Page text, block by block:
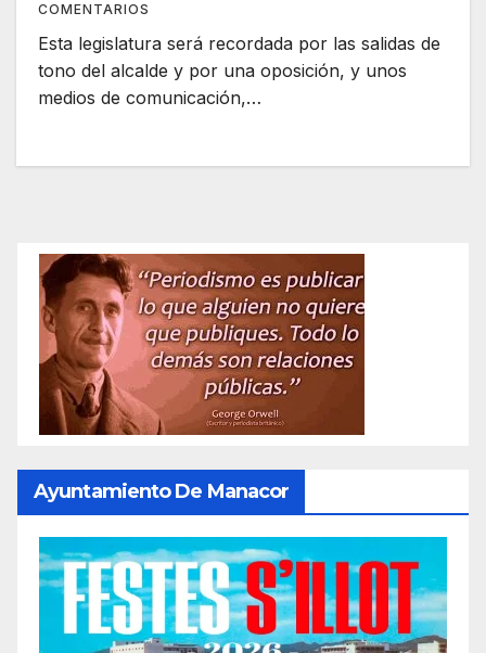
COMENTARIOS
Esta legislatura será recordada por las salidas de
tono del alcalde y por una oposición, y unos
medios de comunicación,…
Ayuntamiento De Manacor